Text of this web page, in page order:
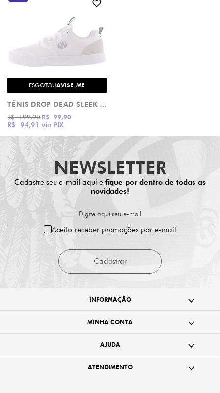
ESGOTOUAVISE-ME
TÊNIS DROP DEAD SLEEK ECO BRANCO E CINZA
R$ 94,91 via PIX
R$ 199,90 R$ 99,90
NEWSLETTER
Cadastre seu e-mail aqui e fique por dentro de todas as
novidades!
Digite aqui seu e-mail
Cadastrar
Aceito receber promoções por e-mail
INFORMAÇÃO
MINHA CONTA
AJUDA
ATENDIMENTO